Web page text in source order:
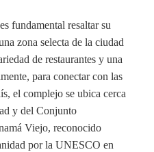
fundamental resaltar su
zona selecta de la ciudad
de restaurantes y una
para conectar con las
el complejo se ubica cerca
y del Conjunto
Viejo, reconocido
por la UNESCO en